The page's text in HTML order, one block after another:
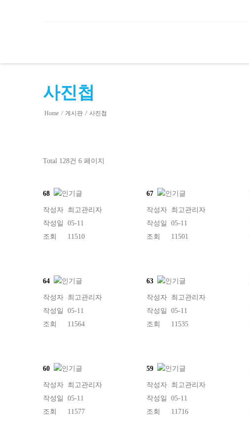
사진첩
Home / 게시판 / 사진첩
Total 128건 6 페이지
68
작성자 최고관리자
작성일
05-11
조회
11510
67
작성자 최고관리자
작성일
05-11
조회
11501
64
작성자 최고관리자
작성일
05-11
조회
11564
63
작성자 최고관리자
작성일
05-11
조회
11535
60
작성자 최고관리자
작성일
05-11
조회
11577
59
작성자 최고관리자
작성일
05-11
조회
11716